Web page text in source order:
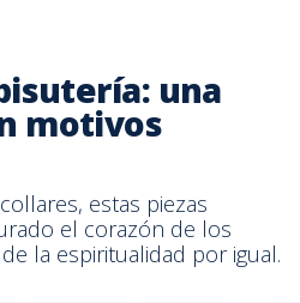
una
motivos
estas piezas
el corazón de los
la espiritualidad por igual.